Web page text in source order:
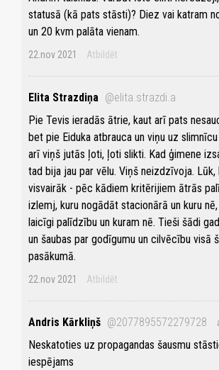
statusā (kā pats stāsti)? Diez vai katram
un 20 kvm palāta vienam.
22.nov 2021 Atbildēt
Elita Strazdiņa @elita.strazdi.a
Pie Tevis ieradās ātrie, kaut arī pats
bet pie Eiduka atbrauca un viņu uz
arī viņš jutās ļoti, ļoti slikti. Kad ģimene
tad bija jau par vēlu. Viņš neizdzīvoja. Lūk,
visvairāk - pēc kādiem kritērijiem ātrās
izlemj, kuru nogādāt stacionārā un kuru
laicīgi palīdzību un kuram nē. Tieši šādi
un šaubas par godīgumu un cilvēcību visā
pasākumā.
22.nov 2021 Atbildēt
Andris Kārkliņš @2077895572279728
Neskatoties uz propagandas šausmu
iespējams